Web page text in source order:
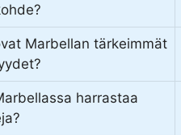
Marbellan tärkeimmät
harrastaa